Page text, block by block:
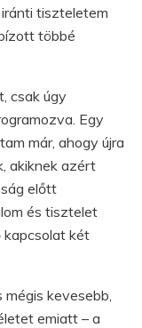
tiszteletem
többé
csak úgy
Egy
már, ahogy újra
akiknek azért
előtt
és tisztelet
kapcsolat két
kevesebb,
emiatt – a